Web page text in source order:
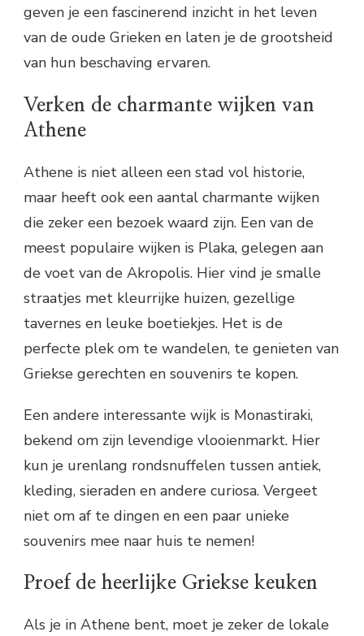
geven je een fascinerend inzicht in het leven
van de oude Grieken en laten je de grootsheid
van hun beschaving ervaren.
Verken de charmante wijken van
Athene
Athene is niet alleen een stad vol historie,
maar heeft ook een aantal charmante wijken
die zeker een bezoek waard zijn. Een van de
meest populaire wijken is Plaka, gelegen aan
de voet van de Akropolis. Hier vind je smalle
straatjes met kleurrijke huizen, gezellige
tavernes en leuke boetiekjes. Het is de
perfecte plek om te wandelen, te genieten van
Griekse gerechten en souvenirs te kopen.
Een andere interessante wijk is Monastiraki,
bekend om zijn levendige vlooienmarkt. Hier
kun je urenlang rondsnuffelen tussen antiek,
kleding, sieraden en andere curiosa. Vergeet
niet om af te dingen en een paar unieke
souvenirs mee naar huis te nemen!
Proef de heerlijke Griekse keuken
Als je in Athene bent, moet je zeker de lokale